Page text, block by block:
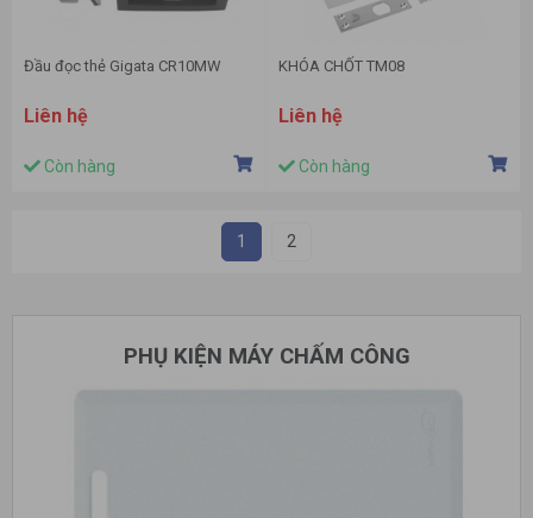
Đầu đọc thẻ Gigata CR10MW
Liên hệ
Còn hàng
KHÓA CHỐT TM08
Liên hệ
Còn hàng
1 2
PHỤ KIỆN MÁY CHẤM CÔNG